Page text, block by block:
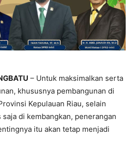
– Untuk maksimalkan serta
khususnya pembangunan di
Kepulauan Riau, selain
di kembangkan, penerangan
itu akan tetap menjadi